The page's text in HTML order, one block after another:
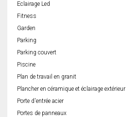
Eclairage Led
Fitness
Garden
Parking
Parking couvert
Piscine
Plan de travail en granit
Plancher en céramique et éclairage extérieur
Porte d'entrée acier
Portes de panneaux